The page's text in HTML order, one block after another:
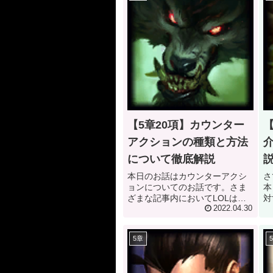
【5章20項】カウンター
アクションの種類と方法
について徹底解説
本日のお話はカウンターアクシ
ョンについてのお話です。さま
ざまな記事内においてLOLはタ
ーン制のゲームであるというお
はRTS（＝Real Time Strategy）
というゲーム性に用いられる概
念です。 今回はこの...
2022.04.30
5章